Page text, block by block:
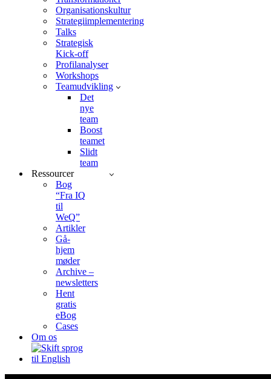
Organisationskultur
Strategiimplementering
Talks
Strategisk
Kick-off
Profilanalyser
Workshops
Teamudvikling
Det
nye
team
Boost
teamet
Slidt
team
Ressourcer
Bog
“Fra IQ
til
WeQ”
Artikler
Gå-
hjem
møder
Archive –
newsletters
Hent
gratis
eBog
Cases
Om os